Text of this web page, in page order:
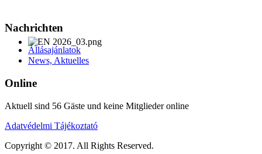
Nachrichten
Állásajánlatok
News, Aktuelles
Online
Aktuell sind 56 Gäste und keine Mitglieder online
Adatvédelmi Tájékoztató
Copyright © 2017. All Rights Reserved.